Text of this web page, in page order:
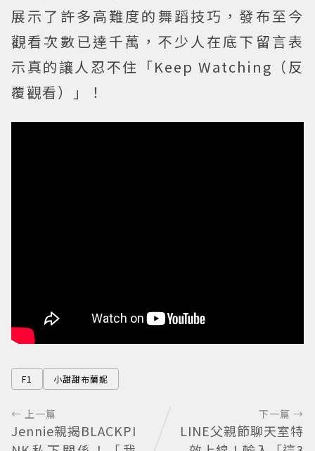
展示了許多高難度的舞蹈技巧，發布至今
觀看次數已達千萬，不少人在底下留言表
示真的讓人忍不住「Keep Watching（反
覆觀看）」！
F1 小甜甜布蘭妮
← 上一篇
Jennie親揭BLACKPI
下一篇 →
LINE父親節聊天室特